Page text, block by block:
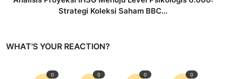
Strategi Koleksi Saham BBC...
WHAT'S YOUR REACTION?
0 0 0 0